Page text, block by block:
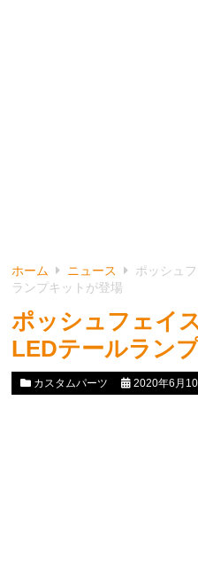
ホーム ニュース
ポッシュ
ランプキットが登場
ポッシュフェイ
LEDテールラン
カスタムパーツ 2020年6月10